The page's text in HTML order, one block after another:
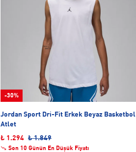
-30%
Jordan Sport Dri-Fit Erkek Beyaz Basketbol
Atlet
₺ 1.294 ₺ 1.849
Son 10 Günün En Düşük Fiyatı